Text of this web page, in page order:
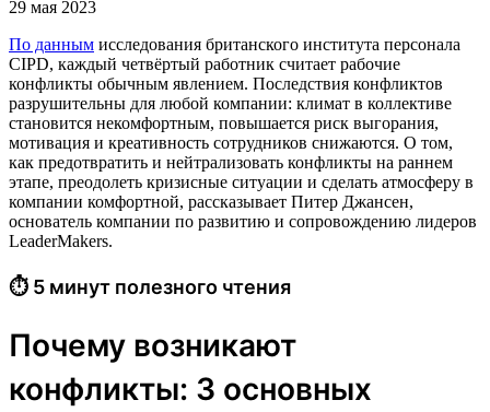
29 мая 2023
По данным исследования британского института персонала
СIPD, каждый четвёртый работник считает рабочие
конфликты обычным явлением. Последствия конфликтов
разрушительны для любой компании: климат в коллективе
становится некомфортным, повышается риск выгорания,
мотивация и креативность сотрудников снижаются. О том,
как предотвратить и нейтрализовать конфликты на раннем
этапе, преодолеть кризисные ситуации и сделать атмосферу в
компании комфортной, рассказывает Питер Джансен,
основатель компании по развитию и сопровождению лидеров
LeaderMakers.
⏱ 5 минут полезного чтения
Почему возникают
конфликты: 3 основных